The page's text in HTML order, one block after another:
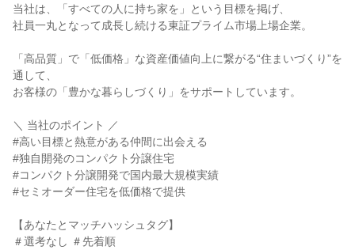
当社は、「すべての人に持ち家を」という目標を掲げ、
社員一丸となって成長し続ける東証プライム市場上場企業。
「高品質」で「低価格」な資産価値向上に繋がる“住まいづくり”を
通して、
お客様の「豊かな暮らしづくり」をサポートしています。
＼ 当社のポイント ／
#高い目標と熱意がある仲間に出会える
#独自開発のコンパクト分譲住宅
#コンパクト分譲開発で国内最大規模実績
#セミオーダー住宅を低価格で提供
【あなたとマッチハッシュタグ】
＃選考なし ＃先着順